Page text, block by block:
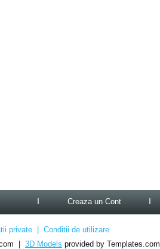
Creaza un Cont
private| Conditii de utilizare
| 3D Models provided by Templates.com